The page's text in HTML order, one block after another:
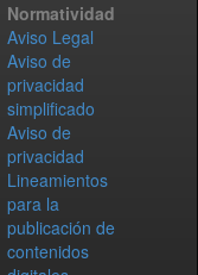
Normatividad
Aviso Legal
Aviso de
privacidad
simplificado
Aviso de
privacidad
Lineamientos
para la
publicación de
contenidos